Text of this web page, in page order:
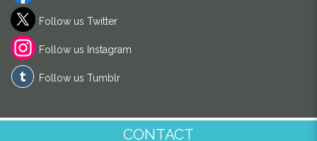
CONTACT
Follow us Twitter
Follow us Instagram
Follow us Tumblr